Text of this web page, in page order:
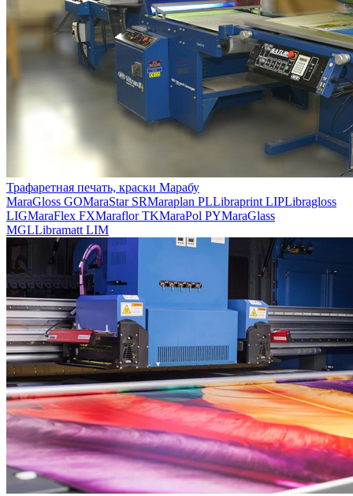
Трафаретная печать, краски Марабу
MaraGloss GOMaraStar SRMaraplan PLLibraprint LIPLibragloss
LIGMaraFlex FXMaraflor TKMaraPol PYMaraGlass
MGLLibramatt LIM